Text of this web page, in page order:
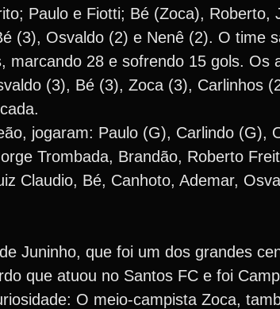
Paulo e Fiotti; Bé (Zoca), Roberto,
(3), Osvaldo (2) e Nenê (2). O time
28 e sofrendo 15 gols. Os
(3), Bé (3), Zoca (3), Carlinhos
jogaram: Paulo (G), Carlindo (G),
Trombada, Brandão, Roberto
Claudio, Bé, Canhoto, Ademar,
Juninho, que foi um dos grandes
que atuou no Santos FC e foi
O meio-campista Zoca,